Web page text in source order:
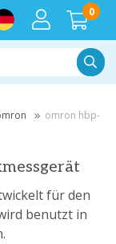
0
omron hbp-
für den
benutzt in